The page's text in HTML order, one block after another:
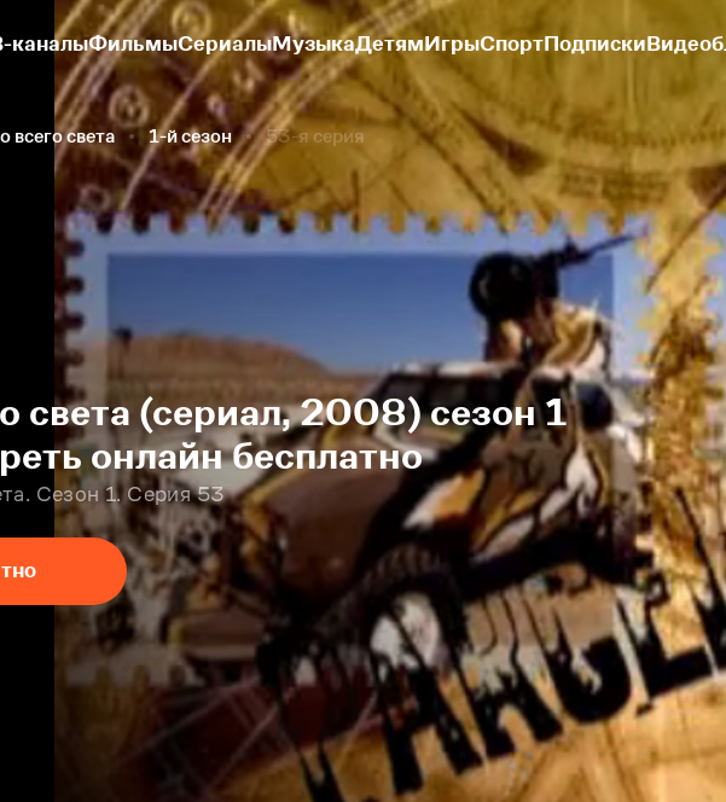
каналыФильмыСериалыМузыкаДетямИгрыСпортПодписки
всего света 1-й сезон 53-я серия
света (сериал, 2008) сезон 1
онлайн бесплатно
Сезон 1. Серия 53